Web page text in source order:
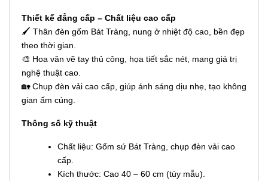
Thiết kế đẳng cấp – Chất liệu cao cấp
🖌 Thân đèn gốm Bát Tràng, nung ở nhiệt độ cao, bền đẹp
theo thời gian.
🎨 Hoa văn vẽ tay thủ công, họa tiết sắc nét, mang giá trị
nghệ thuật cao.
🏡 Chụp đèn vải cao cấp, giúp ánh sáng dịu nhẹ, tạo không
gian ấm cúng.
Thông số kỹ thuật
Chất liệu: Gốm sứ Bát Tràng, chụp đèn vải cao
cấp.
Kích thước: Cao 40 – 60 cm (tùy mẫu).